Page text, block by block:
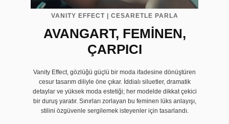
VANITY EFFECT | CESARETLE PARLA
AVANGART, FEMİNEN,
ÇARPICI
Vanity Effect, gözlüğü güçlü bir moda ifadesine dönüştüren
cesur tasarım diliyle öne çıkar. İddialı siluetler, dramatik
detaylar ve yüksek moda estetiği; her modelde dikkat çekici
bir duruş yaratır. Sınırları zorlayan bu feminen lüks anlayışı,
stilini özgüvenle sergilemek isteyenler için tasarlandı.